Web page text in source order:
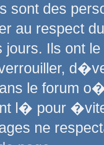
sont des
au respect
jours. Ils ont
le forum
l� pour
ne